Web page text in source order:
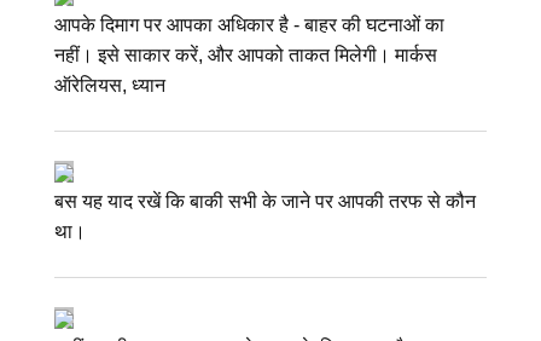
आपके दिमाग पर आपका अधिकार है - बाहर की घटनाओं का
नहीं। इसे साकार करें, और आपको ताकत मिलेगी। मार्कस
ऑरेलियस, ध्यान
बस यह याद रखें कि बाकी सभी के जाने पर आपकी तरफ से कौन
था।